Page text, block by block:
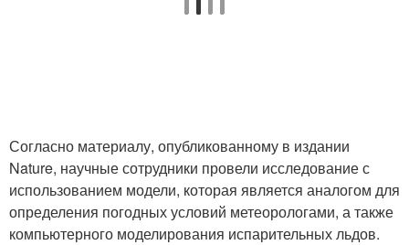
Согласно материалу, опубликованному в издании
Nature, научные сотрудники провели исследование с
использованием модели, которая является аналогом для
определения погодных условий метеорологами, а также
компьютерного моделирования испарительных льдов.